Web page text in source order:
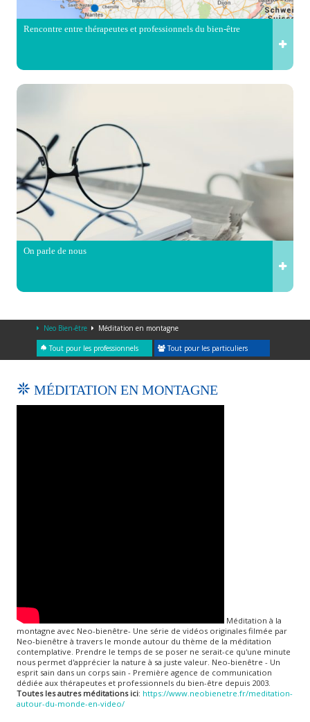
Rencontre entre thérapeutes et professionnels du bien-être
On parle de nous
Neo Bien-être Méditation en montagne
Tout pour les professionnels Tout pour les particuliers
MÉDITATION EN MONTAGNE
Méditation à la
montagne avec Neo-bienêtre- Une série de vidéos originales filmée par
Neo-bienêtre à travers le monde autour du thème de la méditation
contemplative. Prendre le temps de se poser ne serait-ce qu'une minute
nous permet d'apprécier la nature à sa juste valeur. Neo-bienêtre - Un
esprit sain dans un corps sain - Première agence de communication
dédiée aux thérapeutes et professionnels du bien-être depuis 2003.
Toutes les autres méditations ici: https://www.neobienetre.fr/meditation-
autour-du-monde-en-video/